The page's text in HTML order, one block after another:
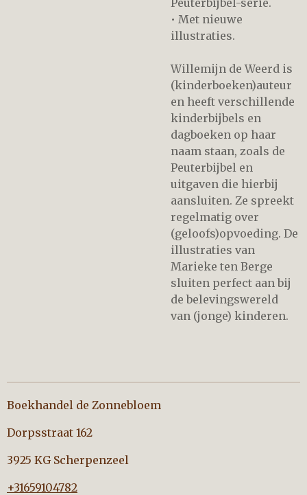
Peuterbijbel-serie.
• Met nieuwe
illustraties.
Willemijn de Weerd is
(kinderboeken)auteur
en heeft verschillende
kinderbijbels en
dagboeken op haar
naam staan, zoals de
Peuterbijbel en
uitgaven die hierbij
aansluiten. Ze spreekt
regelmatig over
(geloofs)opvoeding. De
illustraties van
Marieke ten Berge
sluiten perfect aan bij
de belevingswereld
van (jonge) kinderen.
Boekhandel de Zonnebloem
Dorpsstraat 162
3925 KG Scherpenzeel
+31659104782